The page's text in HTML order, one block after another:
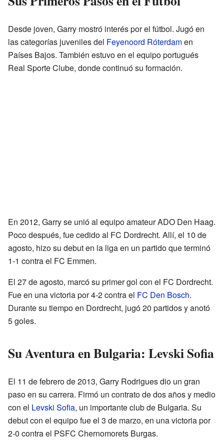
Desde joven, Garry mostró interés por el fútbol. Jugó en
las categorías juveniles del Feyenoord Róterdamen
Países Bajos. También estuvo en el equipo portugués
Real Sporte Clube, donde continuó su formación.
En 2012, Garry se unió al equipo amateur ADO Den Haag.
Poco después, fue cedido al FC Dordrecht. Allí, el 10 de
agosto, hizo su debut en la liga en un partido que terminó
1-1 contra el FC Emmen.
El 27 de agosto, marcó su primer gol con el FC Dordrecht.
Fue en una victoria por 4-2 contra el FC Den Bosch.
Durante su tiempo en Dordrecht, jugó 20 partidos y anotó
5 goles.
Su Aventura en Bulgaria: Levski Sofia
El 11 de febrero de 2013, Garry Rodrigues dio un gran
paso en su carrera. Firmó un contrato de dos años y medio
con el Levski Sofia, un importante club de Bulgaria. Su
debut con el equipo fue el 3 de marzo, en una victoria por
2-0 contra el PSFC Chernomorets Burgas.